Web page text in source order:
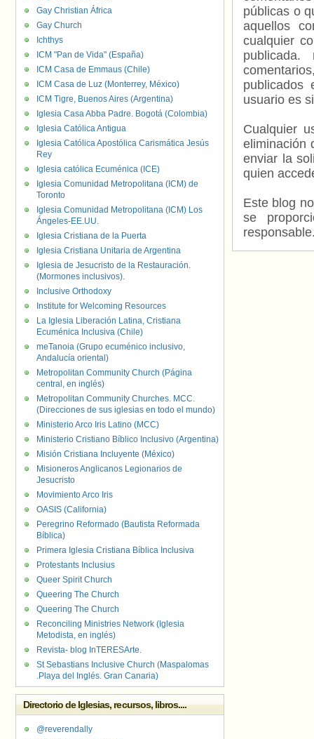
públicas o
aquellos
cualquier
usuario es
Cualquier
eliminación
enviar la
quien
Este blog
se
Gay Christian África
Gay Church
Ichthys
ICM "Pan de Vida" (España)
ICM Casa de Emmaus (Chile)
ICM Casa de Luz (Monterrey, México)
ICM Tigre, Buenos Aires (Argentina)
Iglesia Casa Abba Padre. Bogotá (Colombia)
Iglesia Católica Antigua
Iglesia Católica Apostólica Carismática Jesús
Rey
Iglesia católica Ecuménica (ICE)
Iglesia Comunidad Metropolitana (ICM) de
Toronto
Iglesia Comunidad Metropolitana (ICM) Los
Ángeles-EE.UU.
Iglesia Cristiana de la Puerta
Iglesia Cristiana Unitaria de Argentina
Iglesia de Jesucristo de la Restauración.
(Mormones inclusivos).
Inclusive Orthodoxy
Institute for Welcoming Resources
La Iglesia Liberación Latina, Cristiana
Ecuménica Inclusiva (Chile)
meTanoia (Grupo ecuménico inclusivo,
Andalucía oriental)
Metropolitan Community Church (Página
central, en inglés)
Metropolitan Community Churches. MCC.
(Direcciones de sus iglesias en todo el mundo)
Ministerio Arco Iris Latino (MCC)
Ministerio Cristiano Bíblico Inclusivo (Argentina)
Misión Cristiana Incluyente (México)
Misioneros Anglicanos Legionarios de
Jesucristo
Movimiento Arco Iris
OASIS (California)
Peregrino Reformado (Bautista Reformada
Bíblica)
Primera Iglesia Cristiana Bíblica Inclusiva
Protestants Inclusius
Queer Spirit Church
Queering The Church
Queering The Church
Reconciling Ministries Network (Iglesia
Metodista, en inglés)
Revista- blog InTERESArte.
St Sebastians Inclusive Church (Maspalomas
.Playa del Inglés. Gran Canaria)
Directorio de Iglesias, recursos, libros....
@reverendally